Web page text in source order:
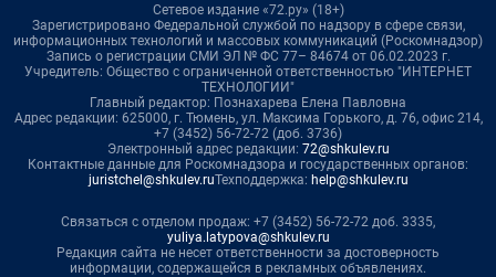
Сетевое издание «72.ру» (18+)
Зарегистрировано Федеральной службой по надзору в сфере связи,
информационных технологий и массовых коммуникаций (Роскомнадзор)
Запись о регистрации СМИ ЭЛ № ФС 77– 84674 от 06.02.2023 г.
Учредитель: Общество с ограниченной ответственностью "ИНТЕРНЕТ
ТЕХНОЛОГИИ"
Главный редактор: Познахарева Елена Павловна
Адрес редакции: 625000, г. Тюмень, ул. Максима Горького, д. 76, офис 214,
+7 (3452) 56-72-72 (доб. 3736)
Электронный адрес редакции: 72@shkulev.ru
Контактные данные для Роскомнадзора и государственных органов:
juristchel@shkulev.ruТехподдержка: help@shkulev.ru
Связаться с отделом продаж: +7 (3452) 56-72-72 доб. 3335,
yuliya.latypova@shkulev.ru
Редакция сайта не несет ответственности за достоверность
информации, содержащейся в рекламных объявлениях.